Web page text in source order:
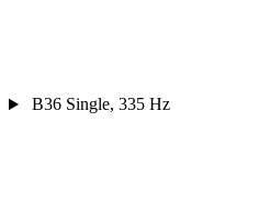
B36 Single, 335 Hz